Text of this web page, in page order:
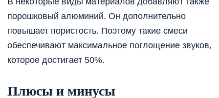
порошковый алюминий. Он дополнительно
повышает пористость. Поэтому такие смеси
обеспечивают максимальное поглощение звуков,
которое достигает 50%.
Плюсы и минусы